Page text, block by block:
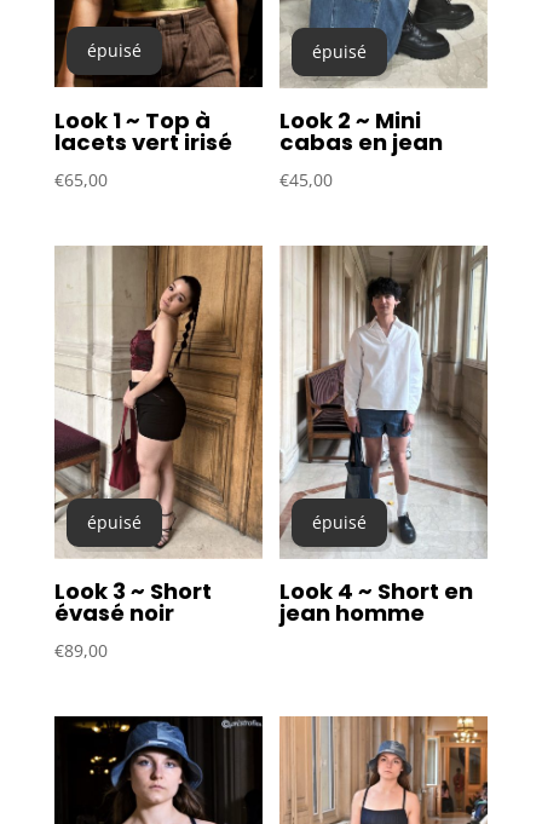
épuisé
Look 1 ~ Top à
lacets vert irisé
€65,00
épuisé
Look 2 ~ Mini
cabas en jean
€45,00
épuisé
Look 3 ~ Short
évasé noir
€89,00
épuisé
Look 4 ~ Short en
jean homme